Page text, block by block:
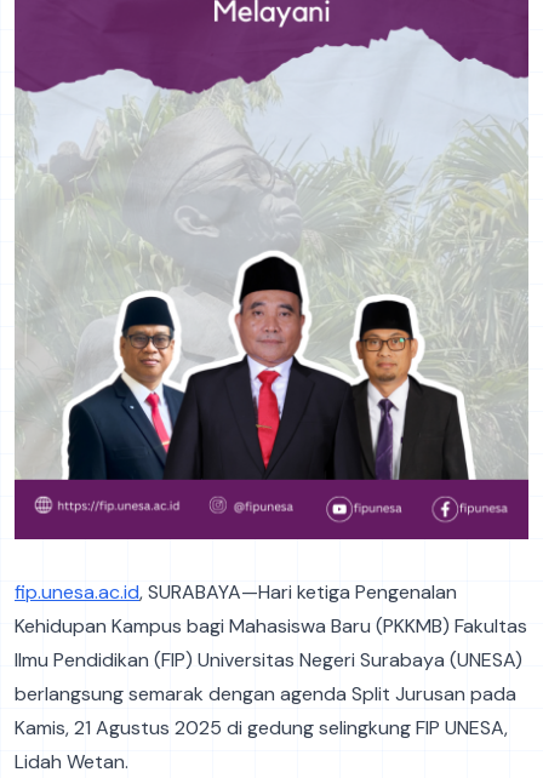
fip.unesa.ac.id, SURABAYA—Hari ketiga Pengenalan
Kehidupan Kampus bagi Mahasiswa Baru (PKKMB) Fakultas
Ilmu Pendidikan (FIP) Universitas Negeri Surabaya (UNESA)
berlangsung semarak dengan agenda Split Jurusan pada
Kamis, 21 Agustus 2025 di gedung selingkung FIP UNESA,
Lidah Wetan.